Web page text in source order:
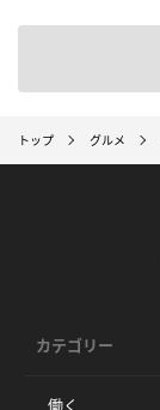
トップ グルメ
カテゴリー
働く